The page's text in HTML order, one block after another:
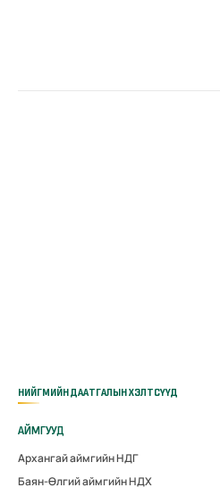
НИЙГМИЙН ДААТГАЛЫН ХЭЛТСҮҮД
АЙМГУУД
Архангай аймгийн НДГ
Баян-Өлгий аймгийн НДХ